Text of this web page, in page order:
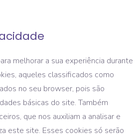
melhorar a sua experiência durante
aqueles classificados como
no seu browser, pois são
básicas do site. Também
que nos auxiliam a analisar e
este site. Esses cookies só serão